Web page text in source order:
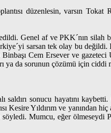
düzenlesin, varsın Tokat
Genel af ve PKK´nın silah
sarsan tek olay bu
Cem Ersever ve
da sorunun çözümü için ciddi
sonucu hayatını
Yıldırım ve yanından
Mumcu, eğer ölmeseydi